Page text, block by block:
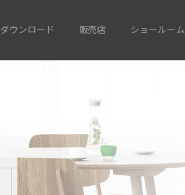
ダウンロード 販売店 ショールーム